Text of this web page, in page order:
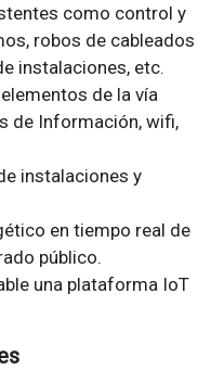
como control y
robos de cableados
instalaciones, etc.
de la vía
de Información, wifi,
instalaciones y
en tiempo real de
público.
una plataforma IoT